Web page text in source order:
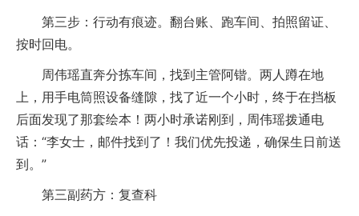
第三步：行动有痕迹。翻台账、跑车间、拍照留证、
按时回电。
周伟瑶直奔分拣车间，找到主管阿锴。两人蹲在地
上，用手电筒照设备缝隙，找了近一个小时，终于在挡板
后面发现了那套绘本！两小时承诺刚到，周伟瑶拨通电
话：“李女士，邮件找到了！我们优先投递，确保生日前送
到。”
第三副药方：复查科